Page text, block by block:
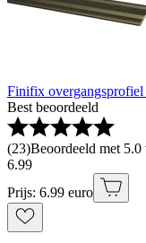
Finifix
Best beoordeeld
(23)Beoordeeld met
6.99
Prijs: 6.99 euro